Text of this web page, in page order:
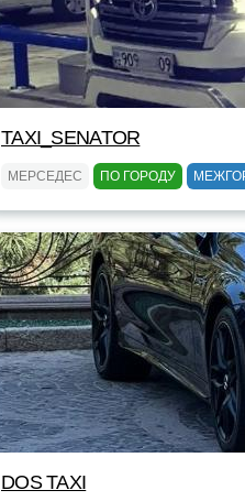
TAXI_SENATOR
МЕРСЕДЕС ПО ГОРОДУ
DOS TAXI